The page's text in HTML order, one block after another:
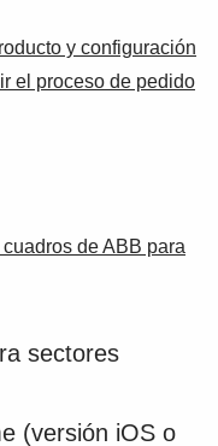
y configuración
el proceso de pedido
de ABB para
sectores
(versión iOS o